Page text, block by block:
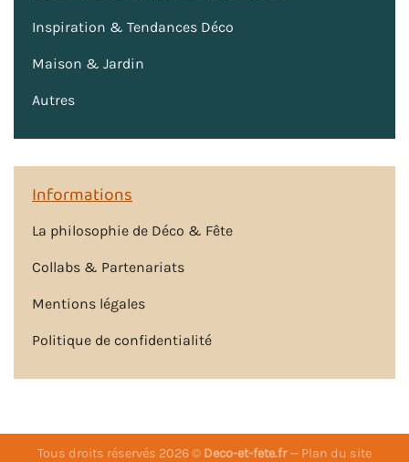
Inspiration & Tendances Déco
Maison & Jardin
Autres
Informations
La philosophie de Déco & Fête
Collabs & Partenariats
Mentions légales
Politique de confidentialité
Tous droits réservés 2026 © Deco-et-fete.fr— Plan du site